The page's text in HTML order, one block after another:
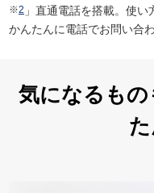
※2 」直通電話を搭載。使
かんたんに電話でお問い合わ
気になるも